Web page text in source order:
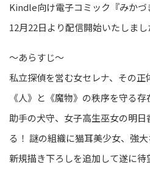
Kindle向け電子コミック『みか
12月22日より配信開始いたしまし
～あらすじ～
私立探偵を営む女セレナ、その
《人》と《魔物》の秩序を守る存
助手の犬守、女子高生巫女の明
る！ 謎の組織に猫耳美少女、強
新規描き下ろしを追加して遂に待